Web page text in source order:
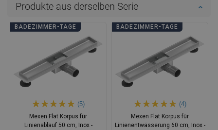
Produkte aus derselben Serie
BADEZIMMER-TAGE
(5)
Mexen Flat Korpus für
Linienablauf 50 cm, Inox -
BADEZIMMER-TAGE
(4)
Mexen Flat Korpus für
Linienentwässerung 60 cm, Inox -